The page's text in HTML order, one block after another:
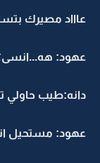
عاااد مصيرك
عهود:
دانه:طيب حاولي
عهود: مستحيل